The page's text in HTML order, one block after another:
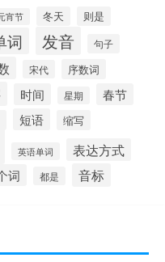
宵节 冬天
则是
词 发音 句子
宋代
序数词
时间 星期 春节
短语 缩写
英语单词 表达方式
词 都是 音标